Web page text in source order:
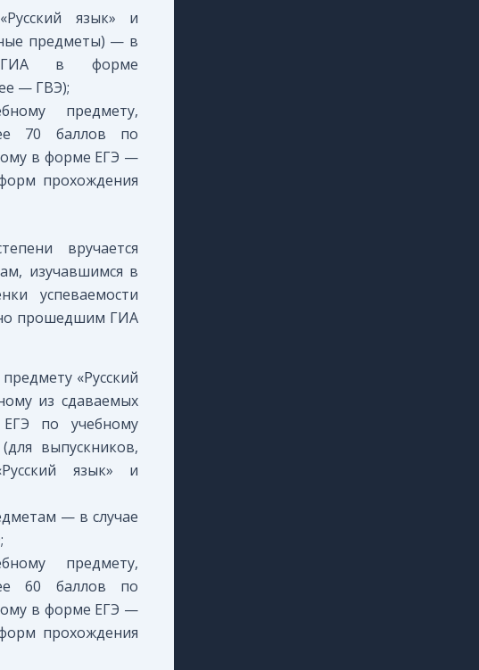
язык» и
предметы) — в
ГИА в форме
— ГВЭ);
предмету,
70 баллов по
в форме ЕГЭ —
прохождения
вручается
изучавшимся в
успеваемости
прошедшим ГИА
«Русский
из сдаваемых
по учебному
выпускников,
язык» и
— в случае
предмету,
60 баллов по
в форме ЕГЭ —
прохождения